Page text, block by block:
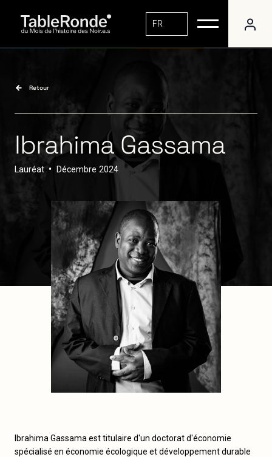
FR
Retour
Ibrahima Gassama
Lauréat • Décembre 2024
Ibrahima Gassama est titulaire d'un doctorat d'économie
spécialisé en économie écologique et développement durable